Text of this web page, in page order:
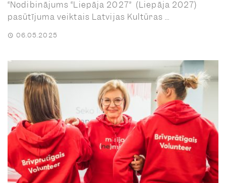
“Nodibinājums “Liepāja 2027” (Liepāja 2027)
pasūtījuma veiktais Latvijas Kultūras ...
06.05.2025